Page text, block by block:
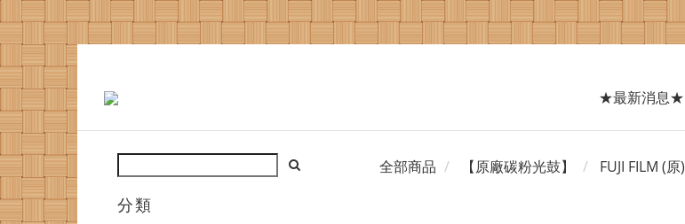
★最新消息★
分類
全部商品 【原廠碳粉光鼓】 FUJI FILM (原)